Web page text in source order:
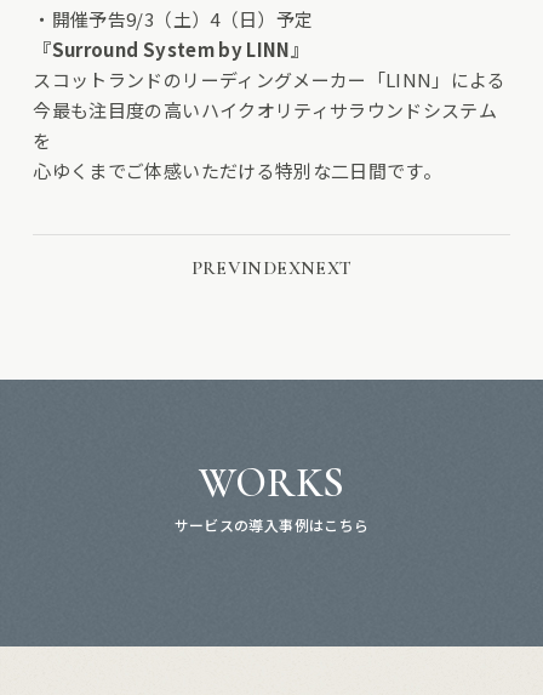
・開催予告9/3（土）4（日）予定
『Surround System by LINN』
スコットランドのリーディングメーカー「LINN」による
今最も注目度の高いハイクオリティサラウンドシステム
を
心ゆくまでご体感いただける特別な二日間です。
PREVINDEXNEXT
WORKS
サービスの導入事例はこちら